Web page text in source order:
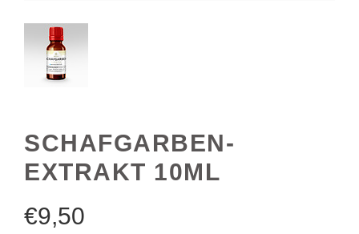
SCHAFGARBEN-
EXTRAKT 10ML
€9,50